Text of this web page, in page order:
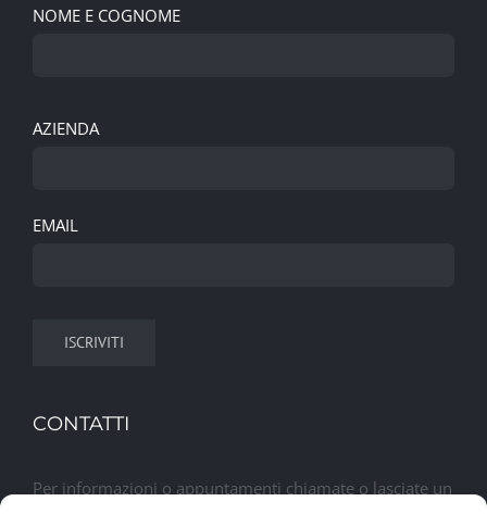
NOME E COGNOME
AZIENDA
EMAIL
CONTATTI
Per informazioni o appuntamenti chiamate o lasciate un